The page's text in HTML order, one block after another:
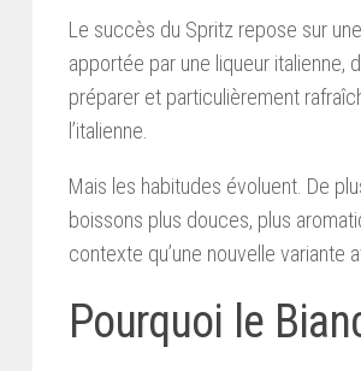
Le succès du Spritz repose sur
apportée par une liqueur italienne,
préparer et particulièrement
l’italienne.
Mais les habitudes évoluent. De
boissons plus douces, plus
contexte qu’une nouvelle variante
Pourquoi le